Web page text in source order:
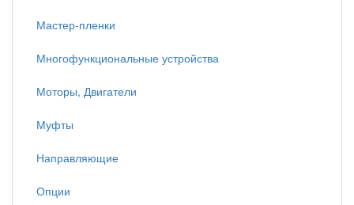
Мастер-пленки
Многофункциональные устройства
Моторы, Двигатели
Муфты
Направляющие
Опции